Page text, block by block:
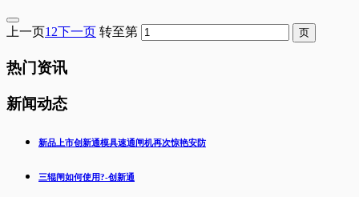
上一页1 2下一页 转至第
热门资讯
新闻动态
新品上市创新通模具速通闸机再次惊艳安防
三辊闸如何使用?-创新通